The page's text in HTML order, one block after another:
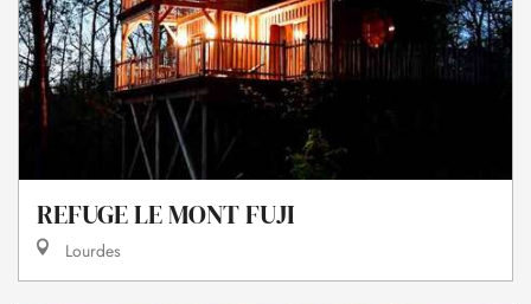
REFUGE LE MONT FUJI
Lourdes